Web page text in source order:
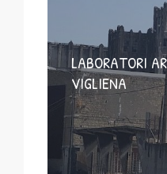
LABORATORI
VIGLIENA